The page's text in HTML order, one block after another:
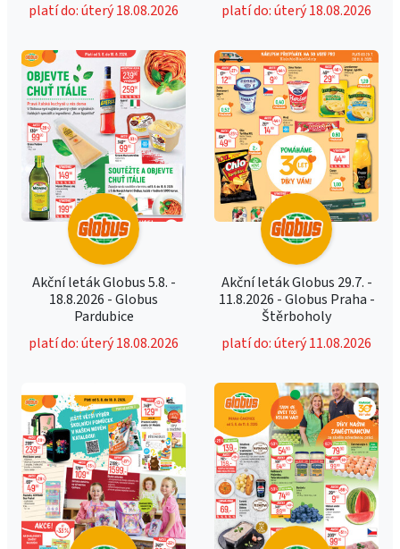
platí do: úterý 18.08.2026
platí do: úterý 18.08.2026
Akční leták Globus 5.8. -
18.8.2026 - Globus
Pardubice
platí do: úterý 18.08.2026
Akční leták Globus 29.7. -
11.8.2026 - Globus Praha -
Štěrboholy
platí do: úterý 11.08.2026